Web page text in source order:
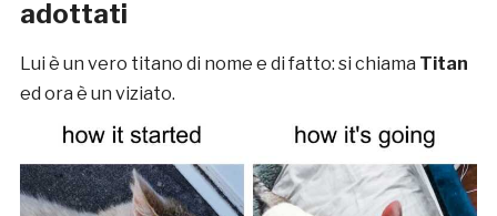
adottati
Lui è un vero titano di nome e di fatto: si chiama Titan
ed ora è un viziato.